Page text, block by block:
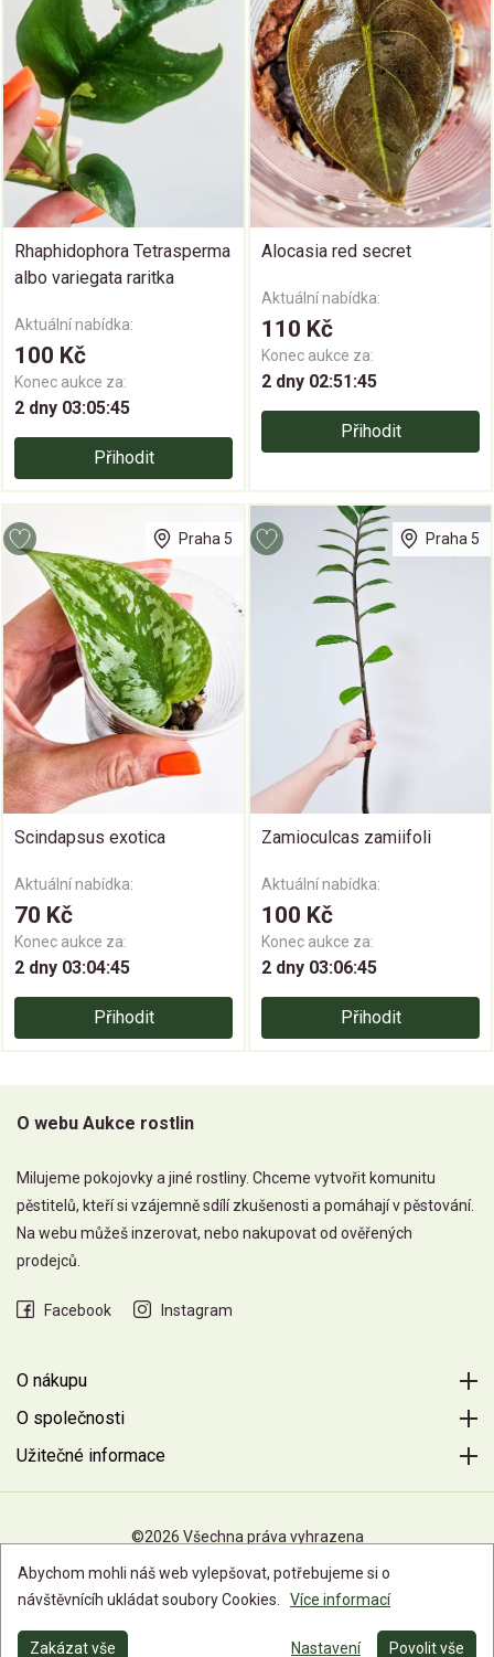
Rhaphidophora Tetrasperma
albo variegata raritka
Aktuální nabídka:
100 Kč
Konec aukce za:
2 dny 03:05:45
Přihodit
Alocasia red secret
Aktuální nabídka:
110 Kč
Konec aukce za:
2 dny 02:51:45
Přihodit
Praha 5
Scindapsus exotica
Aktuální nabídka:
70 Kč
Konec aukce za:
2 dny 03:04:45
Přihodit
Praha 5
Zamioculcas zamiifoli
Aktuální nabídka:
100 Kč
Konec aukce za:
2 dny 03:06:45
Přihodit
O webu Aukce rostlin
Milujeme pokojovky a jiné rostliny. Chceme vytvořit komunitu
pěstitelů, kteří si vzájemně sdílí zkušenosti a pomáhají v pěstování.
Na webu můžeš inzerovat, nebo nakupovat od ověřených
prodejců.
Facebook Instagram
O nákupu
O společnosti
Užitečné informace
©2026 Všechna práva vyhrazena
Abychom mohli náš web vylepšovat, potřebujeme si o
návštěvnícíh ukládat soubory Cookies.
Více informací
Zakázat vše Nastavení Povolit vše